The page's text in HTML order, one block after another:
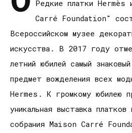
Редкие платки Hermès
Carré Foundation"
Всероссийском музее
искусства. В 2017 году
летний юбилей самый
предмет вожделения всех
Hermes. К громкому юбилею
уникальная выставка платков
собрания Maison Carré